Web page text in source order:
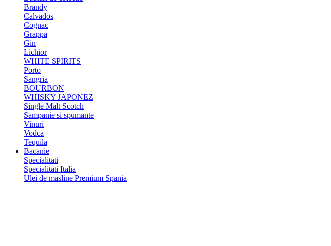
Brandy
Calvados
Cognac
Grappa
Gin
Lichior
WHITE SPIRITS
Porto
Sangria
BOURBON
WHISKY JAPONEZ
Single Malt Scotch
Sampanie si spumante
Vinuri
Vodca
Tequila
Bacanie
Specialitati
Specialitati Italia
Ulei de masline Premium Spania